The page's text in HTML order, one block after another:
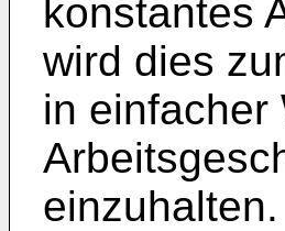
konstantes
wird dies
in einfacher
einzuhalten.